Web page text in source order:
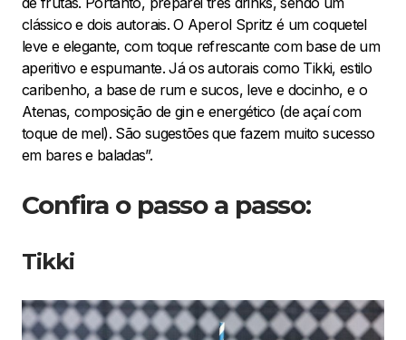
clássico e dois autorais. O Aperol Spritz é um coquetel
leve e elegante, com toque refrescante com base de um
aperitivo e espumante. Já os autorais como Tikki, estilo
caribenho, a base de rum e sucos, leve e docinho, e o
Atenas, composição de gin e energético (de açaí com
toque de mel). São sugestões que fazem muito sucesso
em bares e baladas”.
Confira o passo a passo:
Tikki